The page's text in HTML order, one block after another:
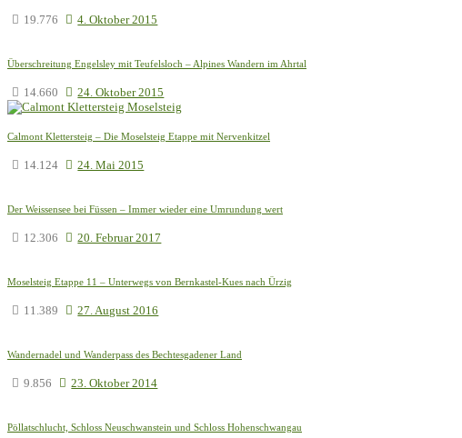
19.776 4. Oktober 2015
Überschreitung Engelsley mit Teufelsloch – Alpines Wandern im Ahrtal
14.660 24. Oktober 2015
Calmont Klettersteig – Die Moselsteig Etappe mit Nervenkitzel
14.124 24. Mai 2015
Der Weissensee bei Füssen – Immer wieder eine Umrundung wert
12.306 20. Februar 2017
Moselsteig Etappe 11 – Unterwegs von Bernkastel-Kues nach Ürzig
11.389 27. August 2016
Wandernadel und Wanderpass des Bechtesgadener Land
9.856 23. Oktober 2014
Pöllatschlucht, Schloss Neuschwanstein und Schloss Hohenschwangau